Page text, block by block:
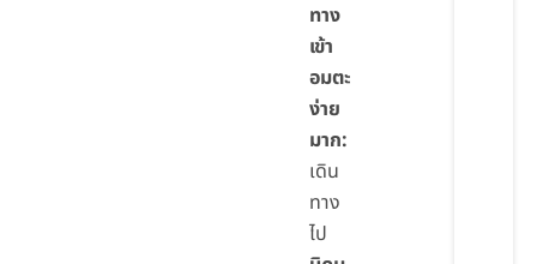
ทาง
เข้า
อมตะ
ง่าย
มาก:
เดิน
ทาง
ไป